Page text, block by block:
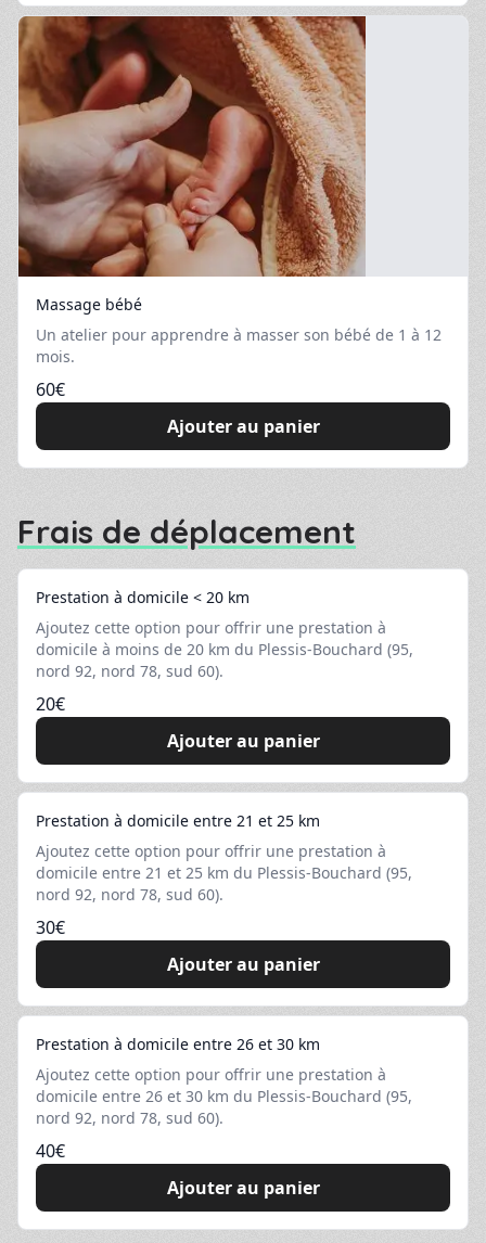
Massage bébé
Un atelier pour apprendre à masser son bébé de 1 à 12
mois.
60€
Ajouter au panier
Frais de déplacement
Prestation à domicile < 20 km
Ajoutez cette option pour offrir une prestation à
domicile à moins de 20 km du Plessis-Bouchard (95,
nord 92, nord 78, sud 60).
20€
Ajouter au panier
Prestation à domicile entre 21 et 25 km
Ajoutez cette option pour offrir une prestation à
domicile entre 21 et 25 km du Plessis-Bouchard (95,
nord 92, nord 78, sud 60).
30€
Ajouter au panier
Prestation à domicile entre 26 et 30 km
Ajoutez cette option pour offrir une prestation à
domicile entre 26 et 30 km du Plessis-Bouchard (95,
nord 92, nord 78, sud 60).
40€
Ajouter au panier